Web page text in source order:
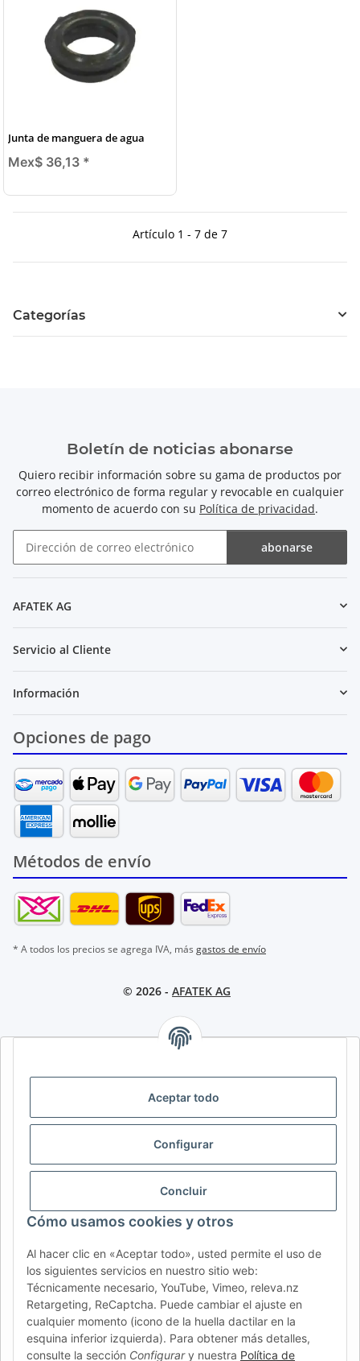
Aceptar todo
Configurar
Concluir
Cómo usamos cookies y otros
Al hacer clic en «Aceptar todo», usted permite el uso de
los siguientes servicios en nuestro sitio web:
Técnicamente necesario, YouTube, Vimeo, releva.nz
Retargeting, ReCaptcha. Puede cambiar el ajuste en
cualquier momento (icono de la huella dactilar en la
esquina inferior izquierda). Para obtener más detalles,
consulte la sección Configurary nuestra Política de
Junta de manguera de agua
Mex$ 36,13 *
Artículo 1 - 7 de 7
Categorías
Boletín de noticias abonarse
Quiero recibir información sobre su gama de productos por
correo electrónico de forma regular y revocable en cualquier
momento de acuerdo con su Política de privacidad.
abonarse
AFATEK AG
Servicio al Cliente
Información
Opciones de pago
Métodos de envío
* A todos los precios se agrega IVA, más gastos de envío
© 2026 - AFATEK AG
SELECT REGION & LANGUAGE | CHOISIR LA RÉGION ET LA
DE AT CH (DE) CH (FR)
BE (NL)
CZ
RO HR
AFATEK México| Su experto en refacciones para remolques
y vehículos comerciales